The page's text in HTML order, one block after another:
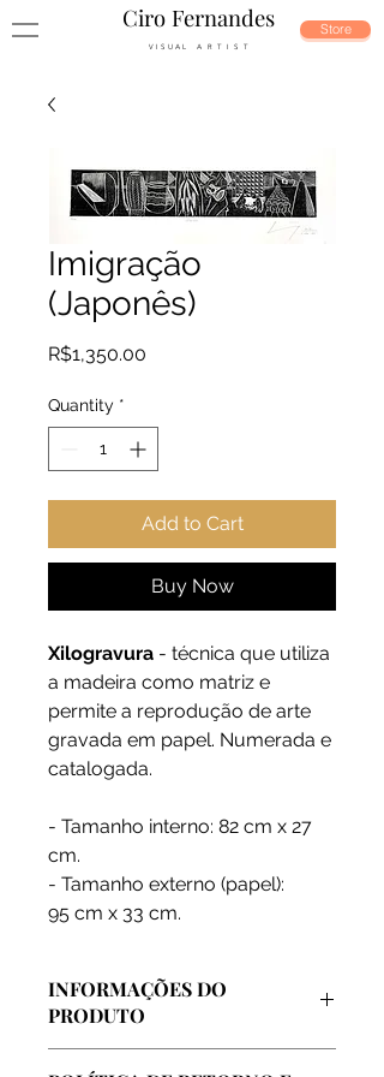
Ciro Fernandes
V I S U A L A R T I S T
Store
Imigração
(Japonês)
R$1,350.00
Quantity *
Add to Cart
Buy Now
Xilogravura - técnica que utiliza
a madeira como matriz e
permite a reprodução de arte
gravada em papel. Numerada e
catalogada.
- Tamanho interno: 82 cm x 27
cm.
- Tamanho externo (papel):
95 cm x 33 cm.
INFORMAÇÕES DO
PRODUTO